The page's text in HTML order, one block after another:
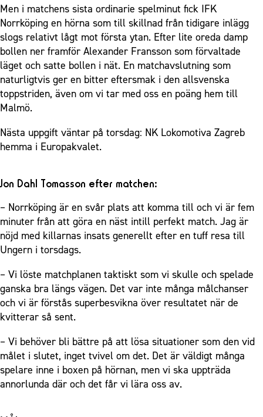
Men i matchens sista ordinarie spelminut fick IFK
Norrköping en hörna som till skillnad från tidigare inlägg
slogs relativt lågt mot första ytan. Efter lite oreda damp
bollen ner framför Alexander Fransson som förvaltade
läget och satte bollen i nät. En matchavslutning som
naturligtvis ger en bitter eftersmak i den allsvenska
toppstriden, även om vi tar med oss en poäng hem till
Malmö.
Nästa uppgift väntar på torsdag: NK Lokomotiva Zagreb
hemma i Europakvalet.
Jon Dahl Tomasson efter matchen:
– Norrköping är en svår plats att komma till och vi är fem
minuter från att göra en näst intill perfekt match. Jag är
nöjd med killarnas insats generellt efter en tuff resa till
Ungern i torsdags.
– Vi löste matchplanen taktiskt som vi skulle och spelade
ganska bra längs vägen. Det var inte många målchanser
och vi är förstås superbesvikna över resultatet när de
kvitterar så sent.
– Vi behöver bli bättre på att lösa situationer som den vid
målet i slutet, inget tvivel om det. Det är väldigt många
spelare inne i boxen på hörnan, men vi ska uppträda
annorlunda där och det får vi lära oss av.